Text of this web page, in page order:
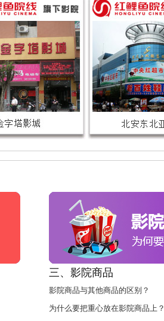
三、影院商品
影院商品与其他商品的区别？
为什么要把重心放在影院商品上？